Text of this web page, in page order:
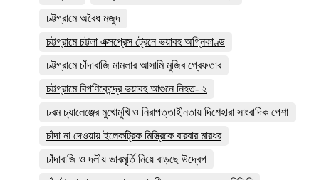
চট্টগ্রামে অবৈধ মজুদ
চট্টগ্রামে চট্টলা এক্সপ্রেস ট্রেনে ভয়াবহ অগ্নিকাণ্ড
চট্টগ্রামে চাঁদাবাজি মামলার আসামি মুজিব গ্রেফতার
চট্টগ্রামে বিপণিকেন্দ্রে ভয়াবহ আগুনে নিহত- ২
চরম চ্যালেঞ্জের মুখোমুখি ও নিরাপত্তাহীনতায় দিশেহারা সাংবাদিক পেশা
চাঁদা না দেওয়ায় ইলেকট্রিক মিস্ত্রিকে বারবার মারধর
চাঁদাবাজি ও দলীয় ভাবমূর্তি নিয়ে বাড়ছে উদ্বেগ